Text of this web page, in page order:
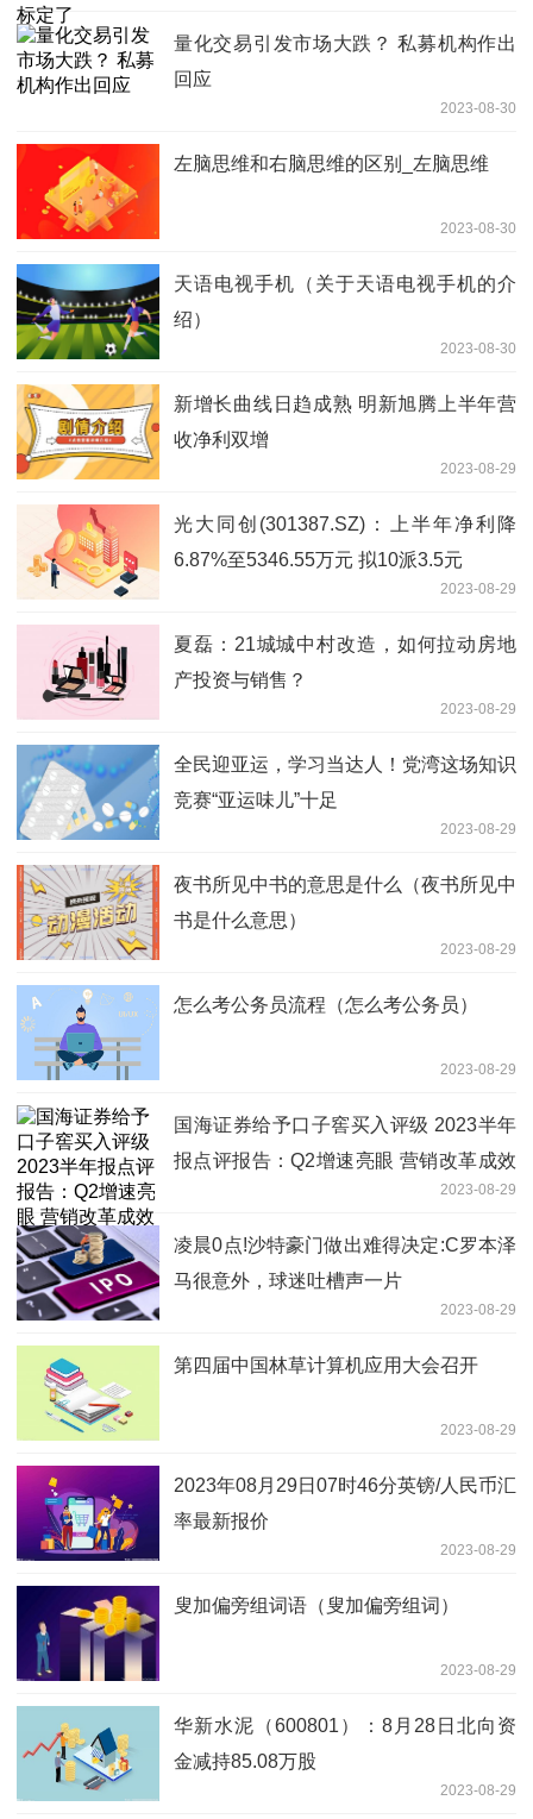
量化交易引发市场大跌？ 私募机构作出
回应
2023-08-30
左脑思维和右脑思维的区别_左脑思维
2023-08-30
天语电视手机（关于天语电视手机的介
绍）
2023-08-30
新增长曲线日趋成熟 明新旭腾上半年营
收净利双增
2023-08-29
光大同创(301387.SZ)：上半年净利降
6.87%至5346.55万元 拟10派3.5元
2023-08-29
夏磊：21城城中村改造，如何拉动房地
产投资与销售？
2023-08-29
全民迎亚运，学习当达人！党湾这场知识
竞赛“亚运味儿”十足
2023-08-29
夜书所见中书的意思是什么（夜书所见中
书是什么意思）
2023-08-29
怎么考公务员流程（怎么考公务员）
2023-08-29
国海证券给予口子窖买入评级 2023半年
报点评报告：Q2增速亮眼 营销改革成效
2023-08-29
凌晨0点!沙特豪门做出难得决定:C罗本泽
马很意外，球迷吐槽声一片
2023-08-29
第四届中国林草计算机应用大会召开
2023-08-29
2023年08月29日07时46分英镑/人民币汇
率最新报价
2023-08-29
叟加偏旁组词语（叟加偏旁组词）
2023-08-29
华新水泥（600801）：8月28日北向资
金减持85.08万股
2023-08-29